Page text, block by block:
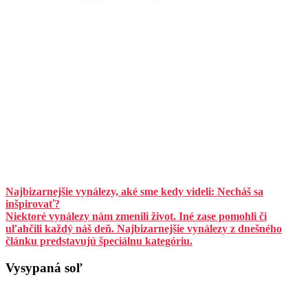
Najbizarnejšie vynálezy, aké sme kedy videli: Necháš sa
inšpirovať?
Niektoré vynálezy nám zmenili život. Iné zase pomohli či
uľahčili každý náš deň. Najbizarnejšie vynálezy z dnešného
článku predstavujú špeciálnu kategóriu.
Vysypaná soľ